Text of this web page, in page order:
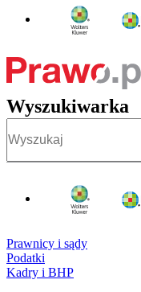
Wyszukiwarka
Prawnicy i sądy
Podatki
Kadry i BHP